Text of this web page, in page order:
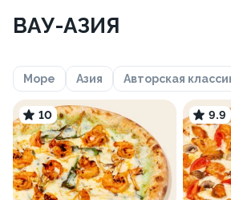
ВАУ-АЗИЯ
Море Азия Авторская
10 9.9